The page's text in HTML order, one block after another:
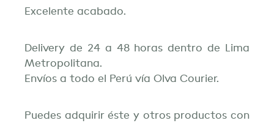
Excelente acabado.
Delivery de 24 a 48 horas dentro de Lima
Metropolitana.
Envíos a todo el Perú vía Olva Courier.
Puedes adquirir éste y otros productos con